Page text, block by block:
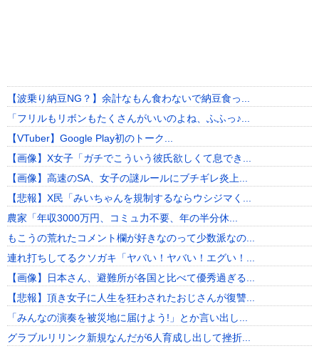
【波乗り納豆NG？】余計なもん食わないで納豆食っ...
「フリルもリボンもたくさんがいいのよね、ふふっ♪...
【VTuber】Google Play初のトーク...
【画像】X女子「ガチでこういう彼氏欲しくて息でき...
【画像】高速のSA、女子の謎ルールにブチギレ炎上...
【悲報】X民「みいちゃんを規制するならウシジマく...
農家「年収3000万円、コミュ力不要、年の半分休...
もこうの荒れたコメント欄が好きなのって少数派なの...
連れ打ちしてるクソガキ「ヤバい！ヤバい！エグい！...
【画像】日本さん、避難所が各国と比べて優秀過ぎる...
【悲報】頂き女子に人生を狂わされたおじさんが復讐...
「みんなの演奏を被災地に届けよう!」とか言い出し...
グラブルリリンク新規なんだが6人育成し出して挫折...